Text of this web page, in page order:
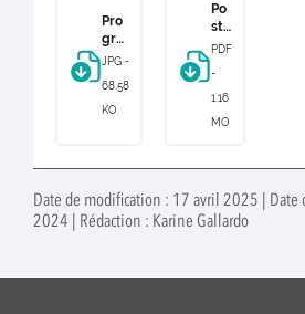
Pro
gra
mm
jour
née
étal
es
JPG -
68.58
KO
Po
ste
r
e
pr
s
gé
tal
PDF
-
1.16
MO
Date de modification : 17 avril 2025 | Date
2024 | Rédaction : Karine Gallardo